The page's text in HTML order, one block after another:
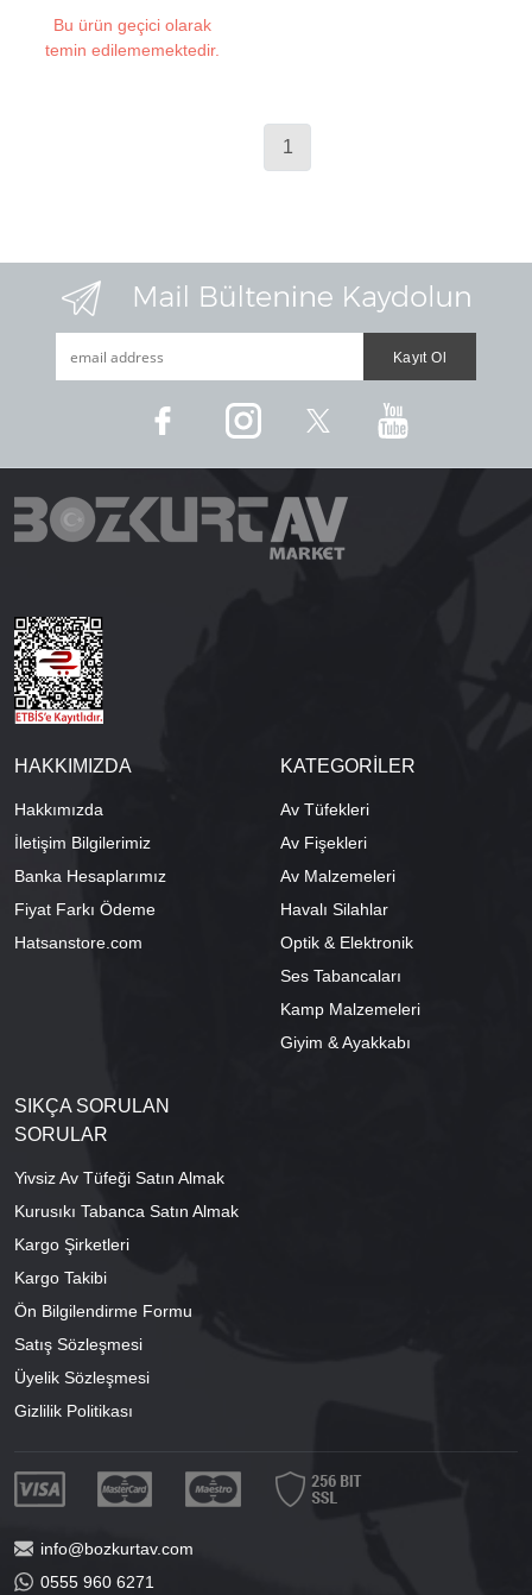
Bu ürün geçici olarak
temin edilememektedir.
1
HAKKIMIZDA
Hakkımızda
İletişim Bilgilerimiz
Banka Hesaplarımız
Fiyat Farkı Ödeme
Hatsanstore.com
KATEGORİLER
Av Tüfekleri
Av Fişekleri
Av Malzemeleri
Havalı Silahlar
Optik & Elektronik
Ses Tabancaları
Kamp Malzemeleri
Giyim & Ayakkabı
SIKÇA SORULAN
SORULAR
Yivsiz Av Tüfeği Satın Almak
Kurusıkı Tabanca Satın Almak
Kargo Şirketleri
Kargo Takibi
Ön Bilgilendirme Formu
Satış Sözleşmesi
Üyelik Sözleşmesi
Gizlilik Politikası
info@bozkurtav.com
0555 960 6271